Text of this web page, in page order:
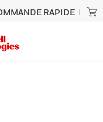
RAPIDE